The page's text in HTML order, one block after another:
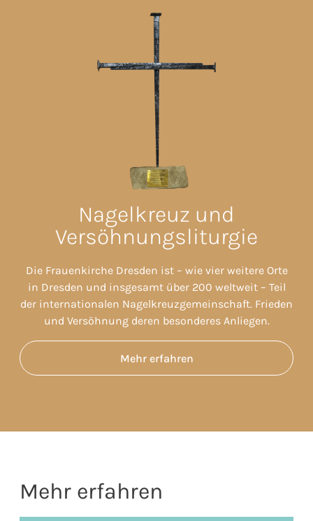
Nagelkreuz und
Versöhnungsliturgie
Die Frauenkirche Dresden ist – wie vier weitere Orte
in Dresden und insgesamt über 200 weltweit – Teil
der internationalen Nagelkreuzgemeinschaft. Frieden
und Versöhnung deren besonderes Anliegen.
Mehr erfahren
Mehr erfahren